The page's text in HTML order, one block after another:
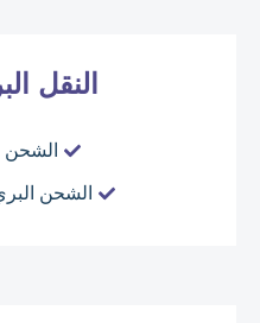
النقل
الشحن
الشحن البري